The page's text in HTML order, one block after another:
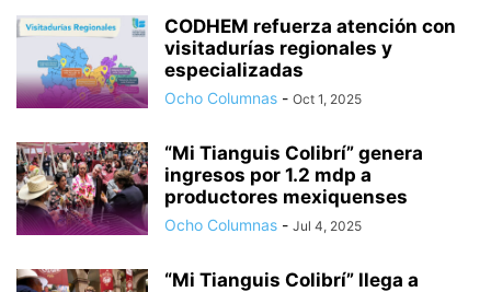
CODHEM refuerza atención con
visitadurías regionales y
especializadas
Ocho Columnas - Oct 1, 2025
“Mi Tianguis Colibrí” genera
ingresos por 1.2 mdp a
productores mexiquenses
Ocho Columnas - Jul 4, 2025
“Mi Tianguis Colibrí” llega a